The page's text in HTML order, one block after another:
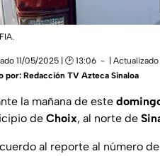
11/05/2025 | 🕑 13:06 |
por: Redacción TV Azteca Sinaloa
la mañana de este
de Choix, al norte de
al reporte al número